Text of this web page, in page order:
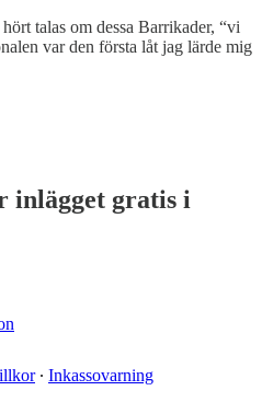
talas om dessa Barrikader, “vi
var den första låt jag lärde mig
inlägget gratis i
∙ Inkassovarning